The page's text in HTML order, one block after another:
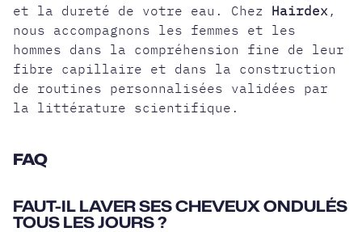
et la dureté de votre eau. Chez Hairdex ,
nous accompagnons les femmes et les
hommes dans la compréhension fine de leur
fibre capillaire et dans la construction
de routines personnalisées validées par
la littérature scientifique.
FAQ
FAUT-IL LAVER SES CHEVEUX ONDULÉS
TOUS LES JOURS ?